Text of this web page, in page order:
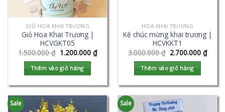
GIỎ HOA KHAI TRƯƠNG
Giỏ Hoa Khai Trương |
HCVGKT05
1.500.000₫ 1.200.000 ₫
Thêm vào giỏ hàng
HOA KHAI TRƯƠNG
Kệ chúc mừng khai trương |
HCVKKT1
3.000.000₫ 2.700.000 ₫
Thêm vào giỏ hàng
Sale Sale